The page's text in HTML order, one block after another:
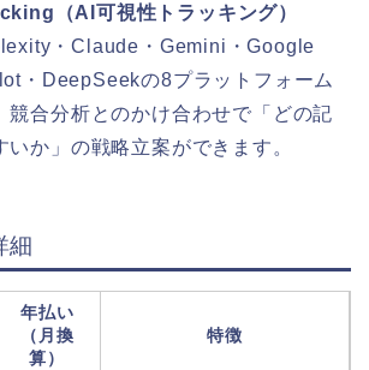
（AI可視性トラッキング）
・Claude・Gemini・Google
・DeepSeekの8プラットフォーム
競合分析とのかけ合わせで「どの記
か」の戦略立案ができます。
細
年払い
（月換
算）
特徴